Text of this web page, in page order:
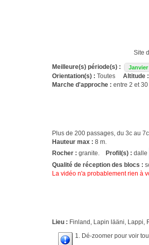
Site
Meilleure(s) période(s) : Janvier
Orientation(s) : Toutes Altitude :
Marche d'approche : entre 2 et
Plus de 200 passages, du 3c au
Hauteur max : 8 m.
Rocher : granite. Profil(s) : dalle
Qualité de réception des blocs :
La vidéo n'a probablement rien à
Lieu : Finland, Lapin lääni, Lappi,
1. Dé-zoomer pour voir